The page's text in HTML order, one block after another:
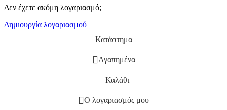
Δεν έχετε ακόμη λογαριασμό;
Δημιουργία λογαριασμού
Κατάστημα
Αγαπημένα
Καλάθι
Ο λογαριασμός μου